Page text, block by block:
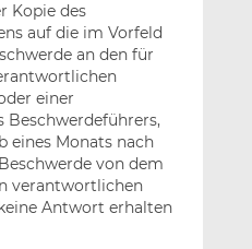
Kopie des
auf die im Vorfeld
an den für
einer
Beschwerdeführers,
eines Monats nach
von dem
verantwortlichen
Antwort erhalten